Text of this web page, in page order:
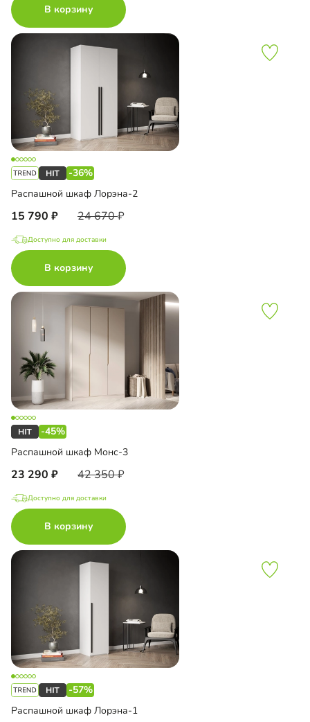
В корзину
-36%
Распашной шкаф Лорэна-2
15 790 24 670
Доступно для доставки
В корзину
-45%
Распашной шкаф Монс-3
23 290 42 350
Доступно для доставки
В корзину
-57%
Распашной шкаф Лорэна-1